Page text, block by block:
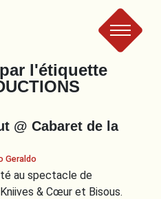
l'étiquette
@ Cabaret de la
Geraldo
au spectacle de
& Cœur et Bisous.